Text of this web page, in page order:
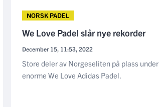
NORSK PADEL
We Love Padel slår nye rekorder
December 15, 11:53, 2022
Store deler av Norgeseliten på plass under
enorme We Love Adidas Padel.